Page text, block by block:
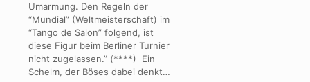
Umarmung. Den Regeln der
“Mundial” (Weltmeisterschaft) im
“Tango de Salon” folgend, ist
diese Figur beim Berliner Turnier
nicht zugelassen.” (****) Ein
Schelm, der Böses dabei denkt…